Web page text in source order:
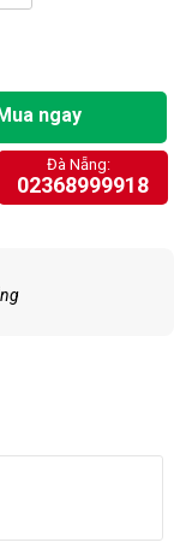
ngay
Đà Nẵng:
02368999918